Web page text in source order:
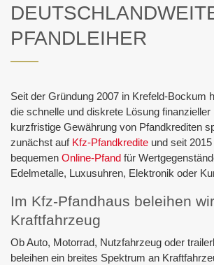
PFANDLEIHER
Seit der Gründung 2007 in Krefeld-Bockum
die schnelle und diskrete Lösung
kurzfristige Gewährung von Pfandkrediten
zunächst auf Kfz-Pfandkredite und seit
bequemen Online-Pfand für
Edelmetalle, Luxusuhren, Elektronik oder
Im Kfz-Pfandhaus beleihen
Kraftfahrzeug
Ob Auto, Motorrad, Nutzfahrzeug oder
beleihen ein breites Spektrum an